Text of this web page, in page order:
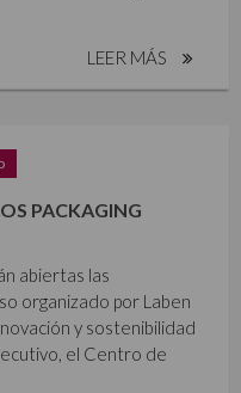
LEER MÁS
PACKAGING
abiertas las
organizado por Laben
y sostenibilidad
el Centro de